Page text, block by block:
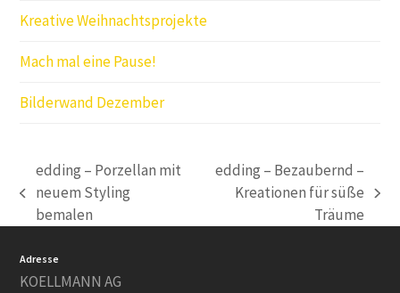
Kreative Weihnachtsprojekte
Mach mal eine Pause!
Bilderwand Dezember
vorheriger
Beitrag:
edding – Porzellan mit
neuem Styling
bemalen
Nächster
Beitrag:
edding – Bezaubernd –
Kreationen für süße
Träume
Adresse
KOELLMANN AG